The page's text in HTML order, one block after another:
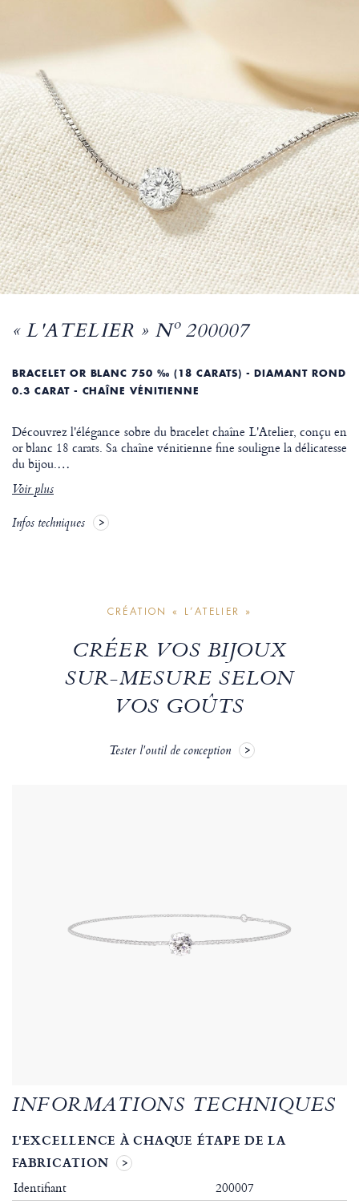
« L'ATELIER » Nº 200007
BRACELET OR BLANC 750 ‰ (18 CARATS) - DIAMANT ROND
0.3 CARAT - CHAÎNE VÉNITIENNE
Découvrez l'élégance sobre du bracelet chaîne L'Atelier, conçu en
or blanc 18 carats. Sa chaîne vénitienne fine souligne la délicatesse
du bijou.…
Voir plus
Infos techniques
CRÉATION « L’ATELIER »
CRÉER VOS BIJOUX
SUR-MESURE SELON
VOS GOÛTS
Tester l'outil de conception
INFORMATIONS TECHNIQUES
L'EXCELLENCE À CHAQUE ÉTAPE DE LA
FABRICATION
Identifiant
200007